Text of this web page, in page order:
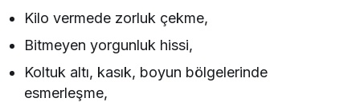
Kilo vermede zorluk çekme,
Bitmeyen yorgunluk hissi,
Koltuk altı, kasık, boyun bölgelerinde
esmerleşme,